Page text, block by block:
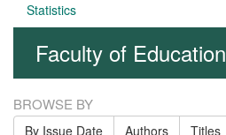
Statistics
Faculty of Education
BROWSE BY
By Issue Date Authors Titles